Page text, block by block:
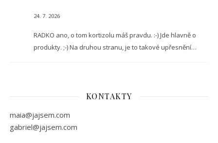
24. 7. 2026
RADKO ano, o tom kortizolu máš pravdu. :-) Jde hlavně o
produkty. ;-) Na druhou stranu, je to takové upřesnění…
KONTAKTY
maia@jajsem.com
gabriel@jajsem.com